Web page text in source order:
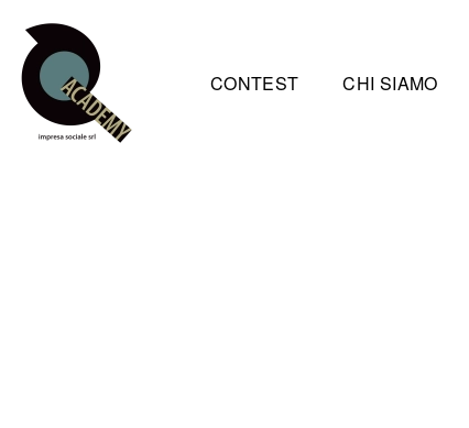
CONTEST CHI SIAMO